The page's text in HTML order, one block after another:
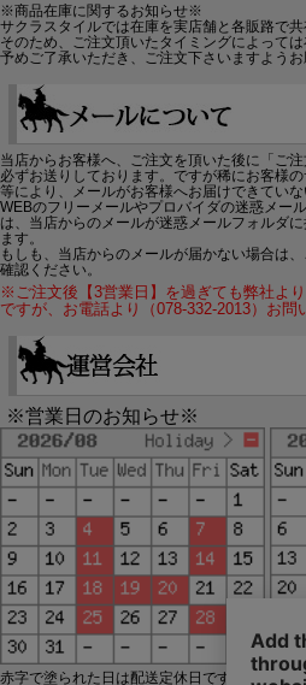
※商品在庫に関するお知らせ※
サクラスタイルでは在庫を実店舗と各販路で共
そのため、ご注文頂いたタイミングによって
予めご了承いただき、ご注文下さいますようお
当店からお客様へ、ご注文を頂いた後に「ご
必ずお送りしております。ですが稀にお客様
等により、メールがお客様へお届けできていな
WEBのフリーメールやプロバイダの迷惑メー
は、当店からのメールが迷惑メールフォルダ
ます。
もしも、当店からのメールが届かない場合は
確認ください。
※ご注文後【3営業日】を過ぎても弊社よ
ですが、お電話より（078-332-2013）お問
※営業日のお知らせ※
赤字で塗られた日は配送定休日です。